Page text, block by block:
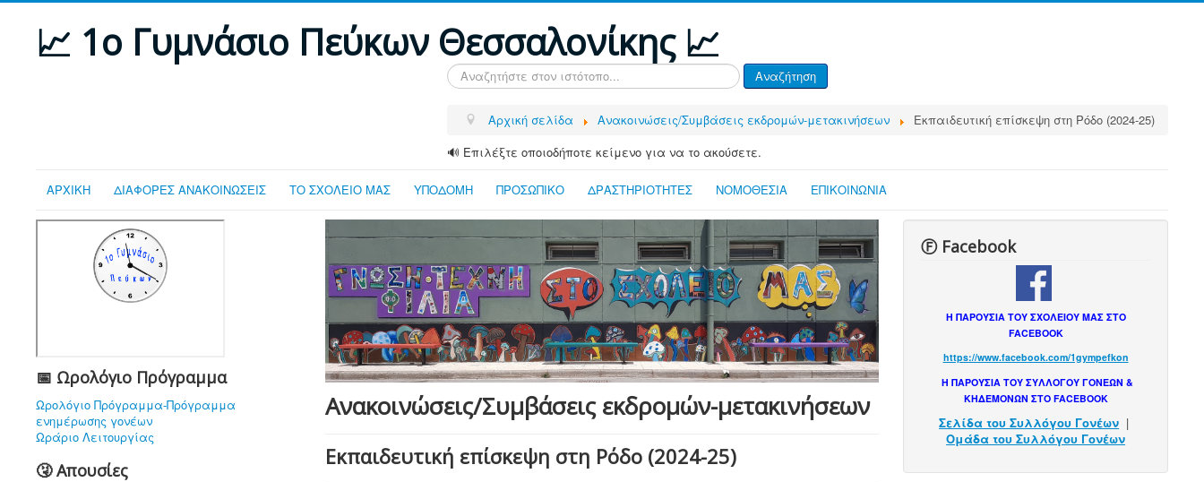
📈 1ο Γυμνάσιο Πεύκων Θεσσαλονίκης 📈
Αναζήτηση... Αναζήτηση
Αρχική σελίδα Ανακοινώσεις/Συμβάσεις εκδρομών-μετακινήσεων
Εκπαιδευτική επίσκεψη στη Ρόδο (2024-25)
🔊 Επιλέξτε οποιοδήποτε κείμενο για να το ακούσετε.
ΑΡΧΙΚΗ ΔΙΑΦΟΡΕΣ ΑΝΑΚΟΙΝΩΣΕΙΣ ΤΟ ΣΧΟΛΕΙΟ ΜΑΣ ΥΠΟΔΟΜΗ ΠΡΟΣΩΠΙΚΟ ΔΡΑΣΤΗΡΙΟΤΗΤΕΣ ΝΟΜΟΘΕΣΙΑ ΕΠΙΚΟΙΝΩΝΙΑ
📅 Ωρολόγιο Πρόγραμμα
Ωρολόγιο Πρόγραμμα-Πρόγραμμα
ενημέρωσης γονέων
Ωράριο Λειτουργίας
🤧 Απουσίες
Ανακοινώσεις/Συμβάσεις εκδρομών-μετακινήσεων
Εκπαιδευτική επίσκεψη στη Ρόδο (2024-25)
Ⓕ Facebook
Η ΠΑΡΟΥΣΙΑ ΤΟΥ ΣΧΟΛΕΙΟΥ ΜΑΣ ΣΤΟ
FACEBOOK
https://www.facebook.com/1gympefkon
Η ΠΑΡΟΥΣΙΑ ΤΟΥ ΣΥΛΛΟΓΟΥ ΓΟΝΕΩΝ &
ΚΗΔΕΜΟΝΩΝ ΣΤΟ FACEBOOK
Σελίδα του Συλλόγου Γονέων |
Ομάδα του Συλλόγου Γονέων